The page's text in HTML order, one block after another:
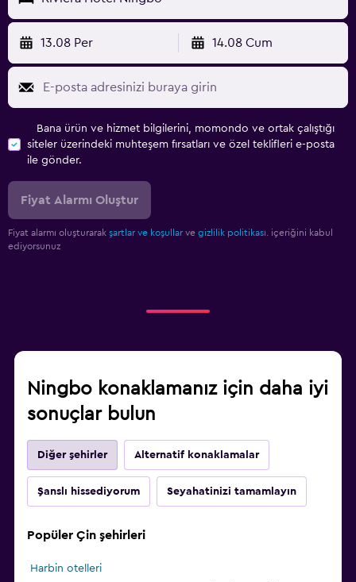
13.08 Per 14.08 Cum
Bana ürün ve hizmet bilgilerini, momondo ve ortak çalıştığı
siteler üzerindeki muhteşem fırsatları ve özel teklifleri e-posta
ile gönder.
Fiyat Alarmı Oluştur
Fiyat alarmı oluşturarak şartlar ve koşullar ve gizlilik politikası.
içeriğini kabul
ediyorsunuz
Ningbo konaklamanız için daha iyi
sonuçlar bulun
Diğer şehirler Alternatif konaklamalar
Şanslı hissediyorum Seyahatinizi tamamlayın
Popüler Çin şehirleri
Harbin otelleri